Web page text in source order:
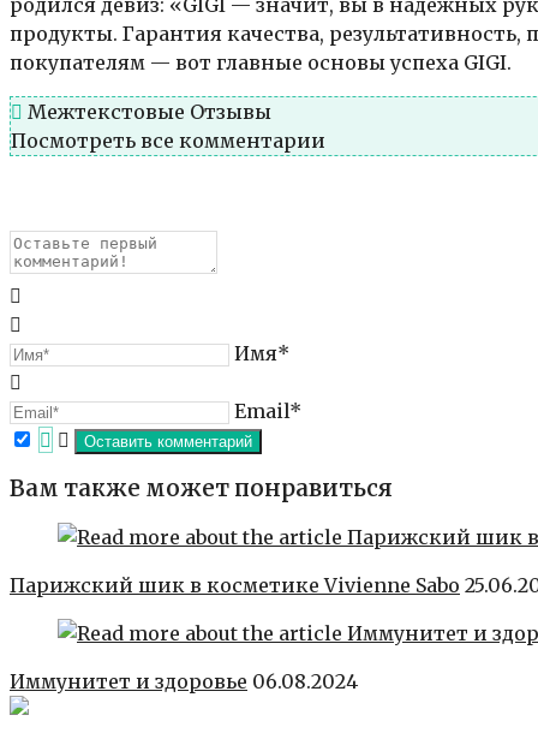
родился девиз: «GIGI — значит, вы в надежных
продукты. Гарантия качества,
покупателям — вот главные основы успеха GIGI.
Межтекстовые Отзывы
Посмотреть все комментарии
Имя*
Email*
Вам также может понравиться
Парижский шик в косметике Vivienne Sabo
Иммунитет и здоровье 06.08.2024